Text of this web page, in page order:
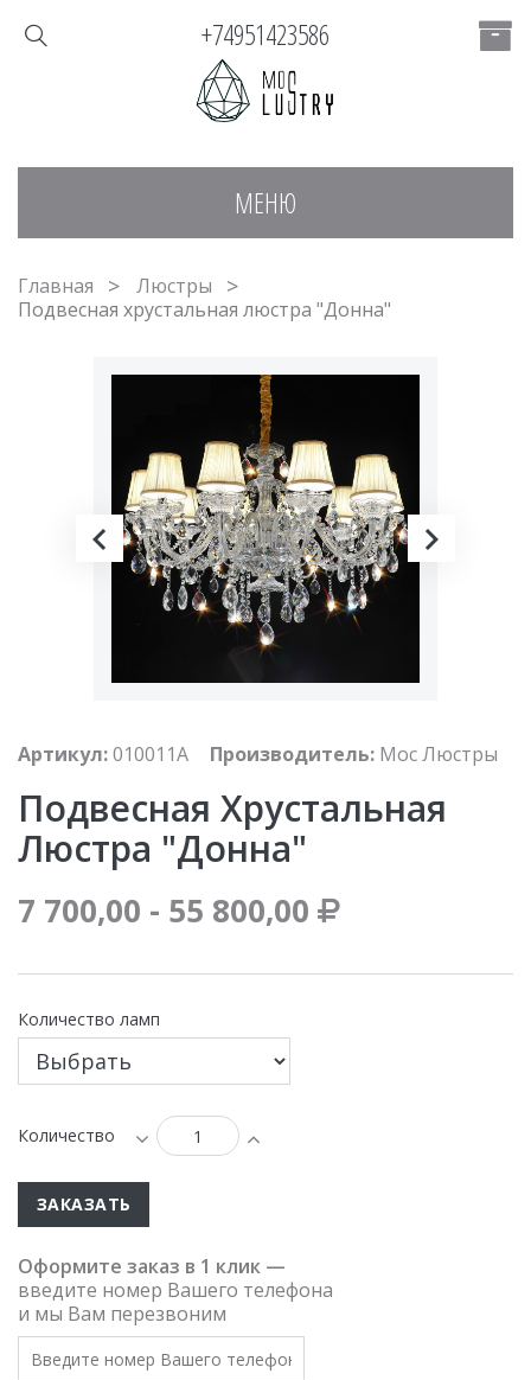
МЕНЮ
+74951423586
Главная
Люстры
Подвесная хрустальная люстра "Донна"
Артикул:010011A Производитель: Мос Люстры
Подвесная Хрустальная
Люстра "Донна"
7 700,00 - 55 800,00
Количество ламп
Количество
ЗАКАЗАТЬ
Оформите заказ в 1 клик —
введите номер Вашего телефона
и мы Вам перезвоним